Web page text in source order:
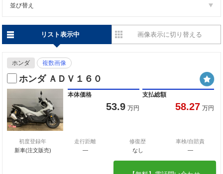
並び替え
リスト表示中 画像表示に切り替える
ホンダ 複数画像
ホンダ ＡＤＶ１６０
本体価格
53.9 万円
支払総額
58.27 万円
初度登録年
新車(注文販売)
走行距離
―
修復歴
なし
車検/自賠責
―